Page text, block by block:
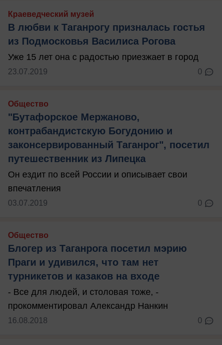
Краеведческий музей
В любви к Таганрогу призналась гостья
из Подмосковья Василиса Рогова
Уже 15 лет она с радостью приезжает в город
23.07.2019 0
Общество
"Бутафорское Мержаново,
контрабандистскую Богудонию и
законсервированный Таганрог", посетил
путешественник из Липецка
Он ездит по всей России и описывает свои
впечатления
03.07.2019 0
Общество
Блогер из Таганрога посетил мэрию
Праги и удивился, что там нет
турникетов и казаков на входе
- Все для людей, и столовая тоже, -
прокомментировал Александр Нанкин
16.08.2018 0